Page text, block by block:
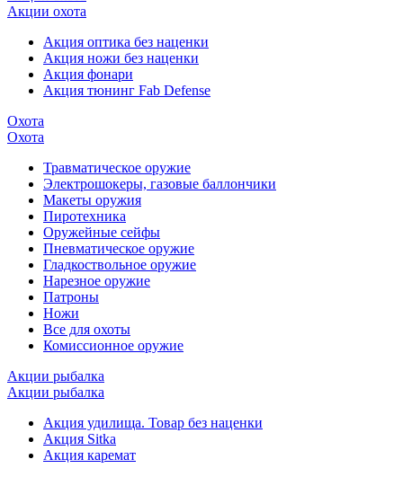
Акции охота
Акция оптика без наценки
Акция ножи без наценки
Акция фонари
Акция тюнинг Fab Defense
Охота
Охота
Травматическое оружие
Электрошокеры, газовые баллончики
Макеты оружия
Пиротехника
Оружейные сейфы
Пневматическое оружие
Гладкоствольное оружие
Нарезное оружие
Патроны
Ножи
Все для охоты
Комиссионное оружие
Акции рыбалка
Акции рыбалка
Акция удилища. Товар без наценки
Акция Sitka
Акция каремат